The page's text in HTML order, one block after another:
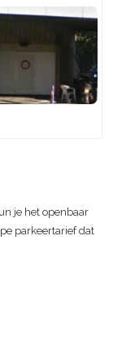
je het openbaar
parkeertarief dat